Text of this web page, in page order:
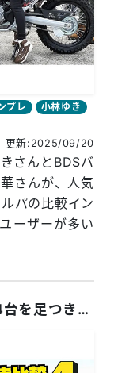
プレ
小林ゆき
更新:2025/09/20
さんとBDSバ
さんが、人気
パの比較イン
ーザーが多い
新旧セロー、新旧シェルパ、計4台を足つき比較インプレ！